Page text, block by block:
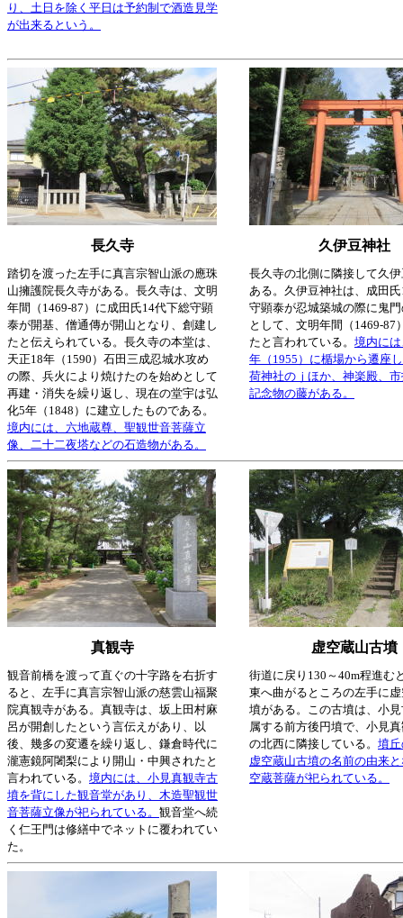
り、土日を除く平日は予約制で酒造見学
が出来るという。
長久寺 久伊豆神社
踏切を渡った左手に真言宗智山派の應珠
山擁護院長久寺がある。長久寺は、文明
年間（1469-87）に成田氏14代下総守顕
泰が開基、僧通傳が開山となり、創建し
たと伝えられている。長久寺の本堂は、
天正18年（1590）石田三成忍城水攻め
の際、兵火により焼けたのを始めとして
再建・消失を繰り返し、現在の堂宇は弘
化5年（1848）に建立したものである。
境内には、六地蔵尊、聖観世音菩薩立
像、二十二夜塔などの石造物がある。
長久寺の北側に隣接して久
ある。久伊豆神社は、成田
守顕泰が忍城築城の際に鬼
として、文明年間（1469-87
たと言われている。 境内に
年（1955）に楯場から遷座
荷神社のｊほか、神楽殿、
記念物の藤がある。
真観寺 虚空蔵山古墳
観音前橋を渡って直ぐの十字路を右折す
ると、左手に真言宗智山派の慈雲山福聚
院真観寺がある。真観寺は、坂上田村麻
呂が開創したという言伝えがあり、以
後、幾多の変遷を繰り返し、鎌倉時代に
瀧憲鏡阿闍梨により開山・中興されたと
言われている。 境内には、小見真観寺古
墳を背にした観音堂があり、木造聖観世
音菩薩立像が祀られている。 観音堂へ続
く仁王門は修繕中でネットに覆われてい
た。
街道に戻り130～40m程進む
東へ曲がるところの左手に
墳がある。この古墳は、小
属する前方後円墳で、小見
の北西に隣接している。 墳
虚空蔵山古墳の名前の由来
空蔵菩薩が祀られている。